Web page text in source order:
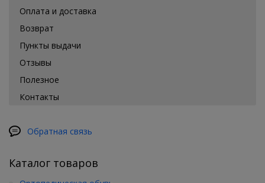
Оплата и доставка
Возврат
Пункты выдачи
Отзывы
Полезное
Контакты
Обратная связь
Каталог товаров